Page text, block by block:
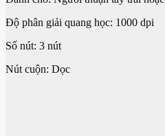
Độ phân giải quang học: 1000 dpi
Số nút: 3 nút
Nút cuộn: Dọc